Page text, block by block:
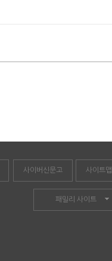
사이버신문고 사이트맵
패밀리 사이트